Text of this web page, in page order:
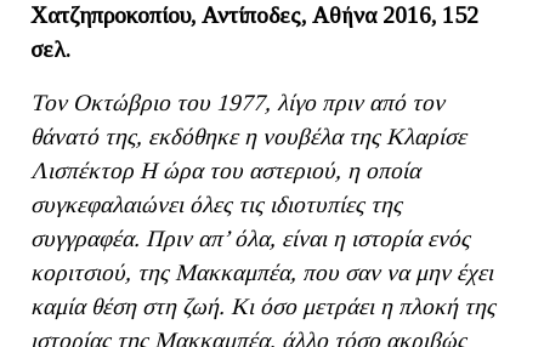
Χατζηπροκοπίου, Αντίποδες, Αθήνα 2016, 152
σελ.
Τον Οκτώβριο του 1977, λίγο πριν από τον
θάνατό της, εκδόθηκε η νουβέλα της Κλαρίσε
Λισπέκτορ Η ώρα του αστεριού, η οποία
συγκεφαλαιώνει όλες τις ιδιοτυπίες της
συγγραφέα. Πριν απ’ όλα, είναι η ιστορία ενός
κοριτσιού, της Μακκαμπέα, που σαν να μην έχει
καμία θέση στη ζωή. Κι όσο μετράει η πλοκή της
ιστορίας της Μακκαμπέα, άλλο τόσο ακριβώς